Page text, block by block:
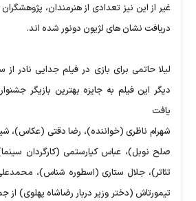
غیر از این نیز تعدادی از هنرمندان،
دریافت نشان های لژیون دونور شده اند.
لیلا حاتمی برای بازی در فیلم جدایی نادر از
دیگر این فیلم به جایزه بهترین بازیگر
یافت
شهرام ناظری (خواننده)، رضا دقتی (عکاس)،
صلح نوبل)، عباس کیارستمی (کارگردان
تئاتر)، جلال ستاری (اسطوره شناس)،
تیمورتاش (دختر وزیر دربار رضاشاه پهلوی) از